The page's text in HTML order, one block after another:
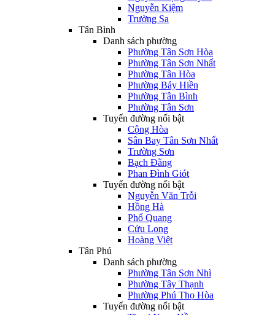
Nguyễn Kiệm
Trường Sa
Tân Bình
Danh sách phường
Phường Tân Sơn Hòa
Phường Tân Sơn Nhất
Phường Tân Hòa
Phường Bảy Hiền
Phường Tân Bình
Phường Tân Sơn
Tuyến đường nổi bật
Cộng Hòa
Sân Bay Tân Sơn Nhất
Trường Sơn
Bạch Đằng
Phan Đình Giót
Tuyến đường nổi bật
Nguyễn Văn Trỗi
Hồng Hà
Phổ Quang
Cửu Long
Hoàng Việt
Tân Phú
Danh sách phường
Phường Tân Sơn Nhì
Phường Tây Thạnh
Phường Phú Thọ Hòa
Tuyến đường nổi bật